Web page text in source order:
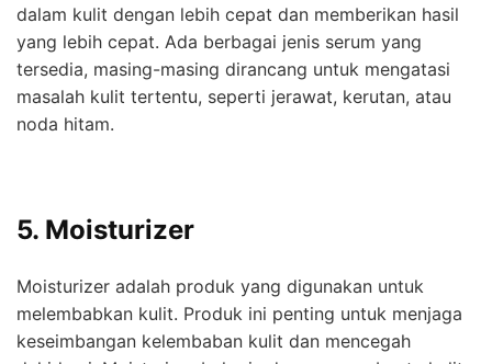
dalam kulit dengan lebih cepat dan memberikan hasil
yang lebih cepat. Ada berbagai jenis serum yang
tersedia, masing-masing dirancang untuk mengatasi
masalah kulit tertentu, seperti jerawat, kerutan, atau
noda hitam.
5. Moisturizer
Moisturizer adalah produk yang digunakan untuk
melembabkan kulit. Produk ini penting untuk menjaga
keseimbangan kelembaban kulit dan mencegah